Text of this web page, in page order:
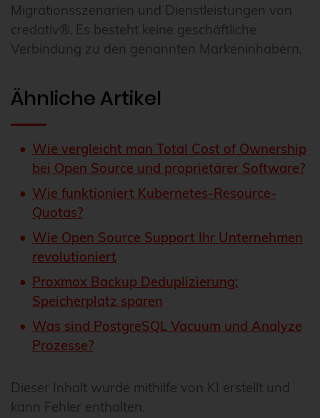
Migrationsszenarien und Dienstleistungen von
credativ®. Es besteht keine geschäftliche
Verbindung zu den genannten Markeninhabern.
Ähnliche Artikel
Wie vergleicht man Total Cost of Ownership
bei Open Source und proprietärer Software?
Wie funktioniert Kubernetes-Resource-
Quotas?
Wie Open Source Support Ihr Unternehmen
revolutioniert
Proxmox Backup Deduplizierung:
Speicherplatz sparen
Was sind PostgreSQL Vacuum und Analyze
Prozesse?
Dieser Inhalt wurde mithilfe von KI erstellt und
kann Fehler enthalten.